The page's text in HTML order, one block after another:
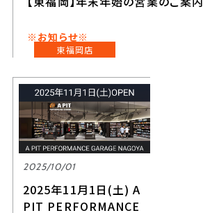
※お知らせ※
東福岡店
2025/10/01
2025年11月1日(土) A
PIT PERFORMANCE